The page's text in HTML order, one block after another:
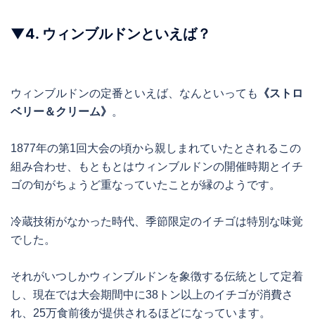
▼4. ウィンブルドンといえば？
ウィンブルドンの定番といえば、なんといっても
《ストロ
ベリー＆クリーム》 。
1877年の第1回大会の頃から親しまれていたとされるこの
組み合わせ、もともとはウィンブルドンの開催時期とイチ
ゴの旬がちょうど重なっていたことが縁のようです。
冷蔵技術がなかった時代、季節限定のイチゴは特別な味覚
でした。
それがいつしかウィンブルドンを象徴する伝統として定着
し、現在では大会期間中に38トン以上のイチゴが消費さ
れ、25万食前後が提供されるほどになっています。